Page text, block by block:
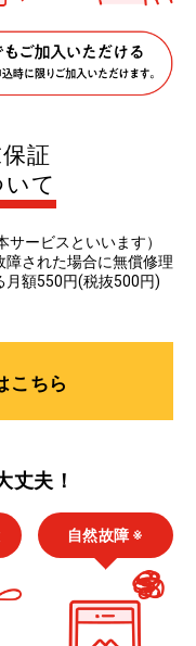
証
て
ービスといいます）
された場合に無償修理
月額550円(税抜500円)
こちら
丈夫！
自然故障 ※